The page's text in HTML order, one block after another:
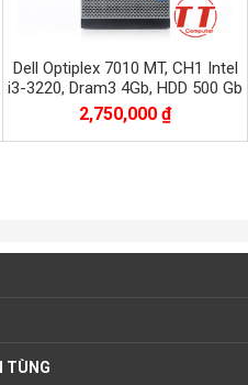
Dell Optiplex 7010 MT, CH1 Intel
i3-3220, Dram3 4Gb, HDD 500 Gb
H61
2,750,000 ₫
TÙNG